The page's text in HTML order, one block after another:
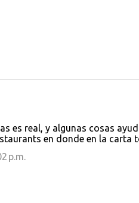
es real, y algunas cosas
en donde en la carta
p.m.